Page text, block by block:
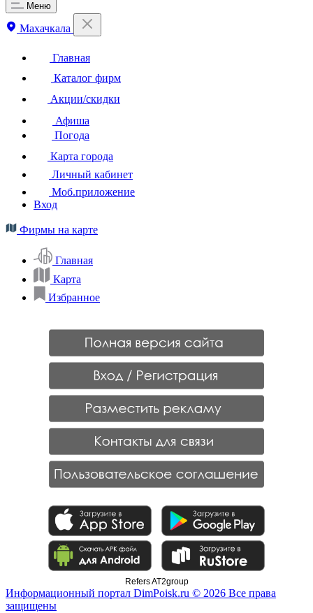
Меню
Махачкала
Главная
Каталог фирм
Акции/скидки
Афиша
Погода
Карта города
Личный кабинет
Моб.приложение
Вход
Фирмы на карте
Главная
Карта
Избранное
Refers AT2group
Информационный портал DimPoisk.ru © 2026 Все права
защищены